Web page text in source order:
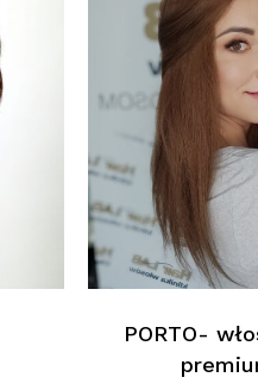
PORTO-